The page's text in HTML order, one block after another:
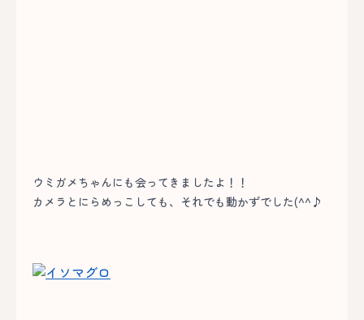
ウミガメちゃんにも会ってきましたよ！！
カメラとにらめっこしても、それでも動かずでした(^^♪